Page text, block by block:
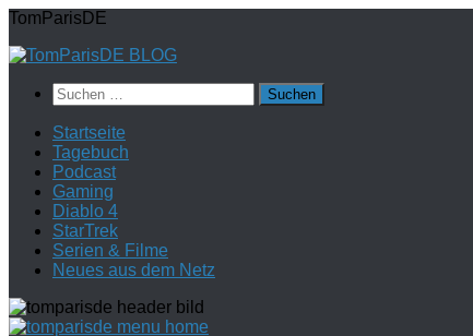
Zum
springen
TomParisDE
Suchen
nach:
Startseite
Tagebuch
Podcast
Gaming
Diablo 4
StarTrek
Serien & Filme
Neues aus dem Netz